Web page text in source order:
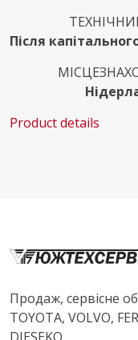
Після
Product details
Продаж, сервісне
TOYOTA, VOLVO,